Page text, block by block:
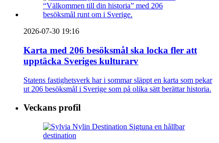
2026-07-30 19:16
Karta med 206 besöksmål ska locka fler att
upptäcka Sveriges kulturarv
Statens fastighetsverk har i sommar släppt en karta som pekar
ut 206 besöksmål i Sverige som på olika sätt berättar historia.
Veckans profil